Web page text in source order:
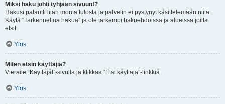
Miksi haku johti tyhjään sivuun!?
Hakusi palautti liian monta tulosta ja palvelin ei pystynyt käsittelemään niitä.
Käytä “Tarkennettua hakua” ja ole tarkempi hakuehdoissa ja alueissa joilta
etsit.
Ylös
Miten etsin käyttäjiä?
Vieraile “Käyttäjät”-sivulla ja klikkaa “Etsi käyttäjä”-linkkiä.
Ylös